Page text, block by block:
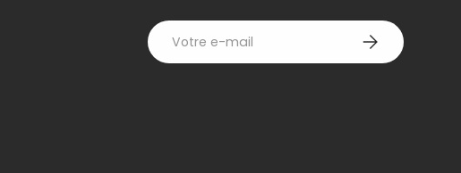
E-mail S’INSCRIRE